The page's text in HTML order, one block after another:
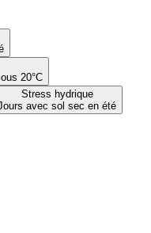
20°C
Stress hydrique
avec sol sec en été